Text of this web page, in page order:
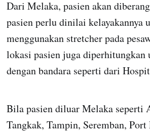
Dari Melaka, pasien akan
pasien perlu dinilai kelayakannya
menggunakan stretcher pada
lokasi pasien juga diperhitungkan
dengan bandara seperti dari
Bila pasien diluar Melaka seperti
Tangkak, Tampin, Seremban,